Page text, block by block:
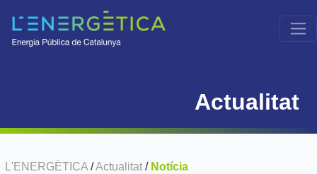
Actualitat
L'ENERGÈTICA /Actualitat / Notícia